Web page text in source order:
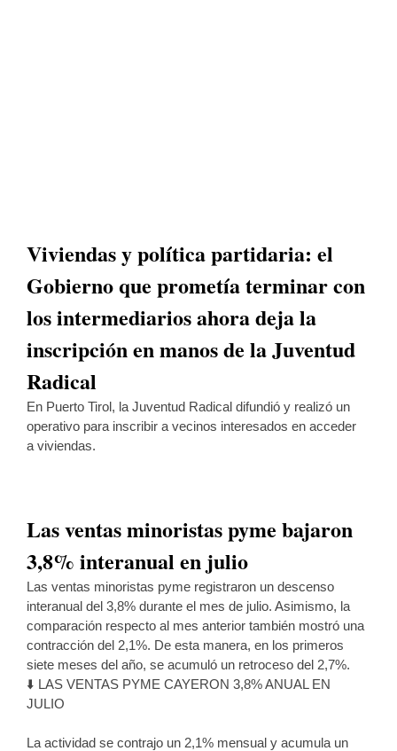
Viviendas y política partidaria: el
Gobierno que prometía terminar con
los intermediarios ahora deja la
inscripción en manos de la Juventud
Radical
En Puerto Tirol, la Juventud Radical difundió y realizó un
operativo para inscribir a vecinos interesados en acceder
a viviendas.
Las ventas minoristas pyme bajaron
3,8% interanual en julio
Las ventas minoristas pyme registraron un descenso
interanual del 3,8% durante el mes de julio. Asimismo, la
comparación respecto al mes anterior también mostró una
contracción del 2,1%. De esta manera, en los primeros
siete meses del año, se acumuló un retroceso del 2,7%.
⬇️ LAS VENTAS PYME CAYERON 3,8% ANUAL EN
JULIO
La actividad se contrajo un 2,1% mensual y acumula un